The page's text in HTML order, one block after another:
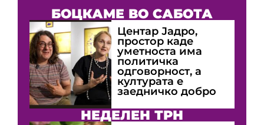
БОЦКАМЕ ВО САБОТА
Центар Јадро,
простор каде
уметноста има
политичка
одговорност, а
културата е
заедничко добро
НЕДЕЛЕН ТРН